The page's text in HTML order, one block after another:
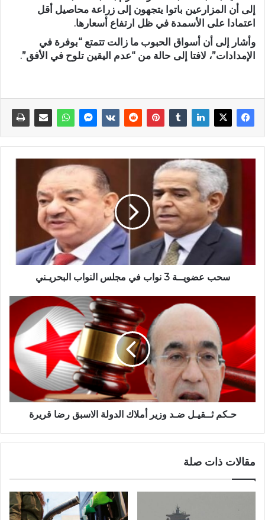
إلى أن المزارعين باتوا يتجهون إلى زراعة محاصيل أقل
اعتمادا على الأسمدة في ظل ارتفاع أسعارها.
وأشار إلى أن أسواق الحبوب ما زالت تتمتع “بوفرة في
الإمدادات”، لافتا إلى حالة من “عدم اليقين تلوح في الأفق”.
سحب عضويــة 3 نواب في مجلس النواب البحريـني
حـكم ثــقيـل ضـد وزير أملاك الدولة الاسبق رضا قريرة
مقالات ذات صلة